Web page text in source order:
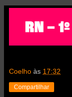
Coelho às 17:32
Compartilhar